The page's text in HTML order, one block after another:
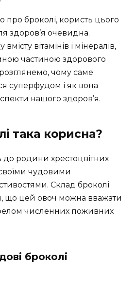
броколі, користь цього
здоров’я очевидна.
вітамінів і мінералів,
частиною здорового
чому саме
суперфудом і як вона
нашого здоров’я.
така корисна?
до родини хрестоцвітних
своїми чудовими
Склад броколі
що цей овоч можна вважати
численних поживних
броколі